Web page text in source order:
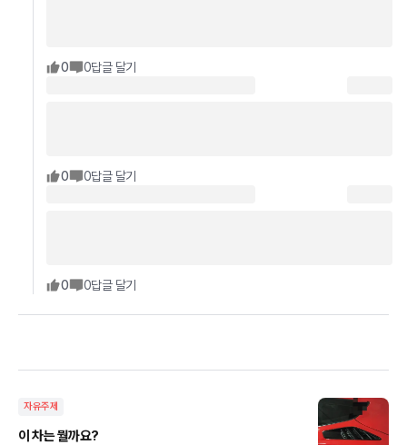
0 0답글 달기
0 0답글 달기
0 0답글 달기
자유주제
이 차는 뭘까요?